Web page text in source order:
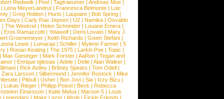
Redweik | Pool| Tagtraeumer| Andreas Moe|
| Lena MeyerLandrut | Francesca Belmonte | Loic
| Greg Holden| Hurts | Laupaire| Bob Spring|
Days | Carly Rae Jepsen| U2| Namika| Osvaldo
| The Weeknd| Helen Schneider| Louane Emera|
| Eros Ramazzotti | Yelawolf | Demi Lovato | Mary J
Groenemeyer | Keith Richards | Gwen Stefani |
Lewis | Lumaraa| Schiller| Mylene Farmer| 5
| Ronan Keating| The 1975| Larkin Poe| Topic |
Max Giesinger| Mark Forster| AaRon| Tegan and
| Enrique Iglesias | Adele| Delle| Alan Walker|
| Rick Astley | Britney Spears | Tom Odell |
Zara Larsson| Silbermond| Jennifer Rostock | Mike
| Pitbull| Usher| Bon Jovi| Sia| Izzy Bizu|
| Lukas Rieger | Philipp Poisel | Beck | Rebecca
Einarsson | Katie Melua | Maroon 5 | Louis
Legendary | Major Lazer | Afrob | Fickle Friends |